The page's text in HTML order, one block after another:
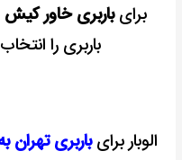
برایباربری خاور کیش
باربری را
الوبار برایباربری تهران